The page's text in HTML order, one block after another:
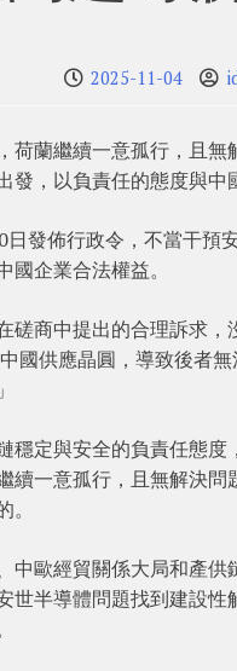
2025-11-04
荷蘭繼續一意孤行，且
，以負責任的態度與中
發佈行政令，不當干預
企業合法權益。
磋商中提出的合理訴求
國供應晶圓，導致後者
定與安全的負責任態
續一意孤行，且無解決
中歐經貿關係大局和產
世半導體問題找到建設